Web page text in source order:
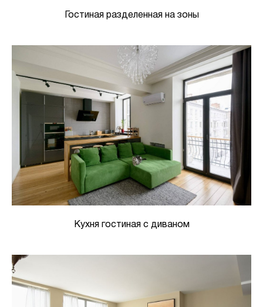
Гостиная разделенная на зоны
Кухня гостиная с диваном